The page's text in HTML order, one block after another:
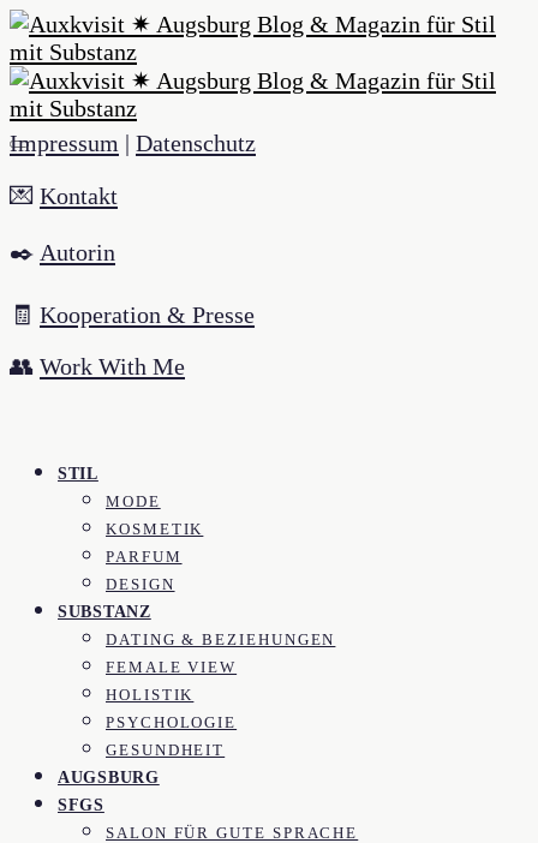
Impressum | Datenschutz
💌 Kontakt
✒️ Autorin
🧾 Kooperation & Presse
👥 Work With Me
STIL
MODE
KOSMETIK
PARFUM
DESIGN
SUBSTANZ
DATING & BEZIEHUNGEN
FEMALE VIEW
HOLISTIK
PSYCHOLOGIE
GESUNDHEIT
AUGSBURG
SFGS
SALON FÜR GUTE SPRACHE